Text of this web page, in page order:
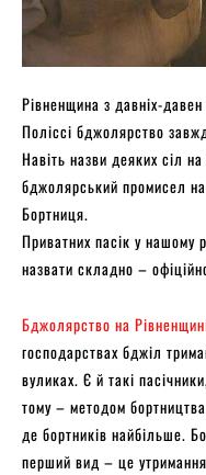
Рівненщина з давніх-
Поліссі бджолярство
Навіть назви деяких сіл
бджолярський промисел
Бортниця.
Приватних пасік у нашому
назвати складно –
Бджолярство на
господарствах бджіл
вуликах. Є й такі
тому – методом
де бортників найбільше.
перший вид – це